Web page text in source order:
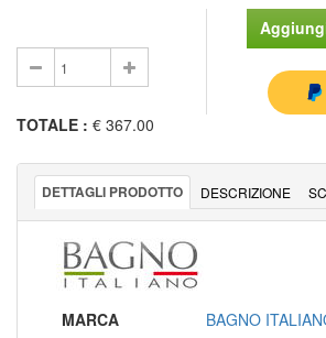
TOTALE : € 367.00
DETTAGLI PRODOTTO DESCRIZIONE
MARCA
BAGNO